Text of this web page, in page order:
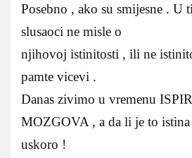
Posebno , ako su smijesne . U
slusaoci ne misle o
njihovoj istinitosti , ili ne
pamte vicevi .
Danas zivimo u vremenu
MOZGOVA , a da li je to istina
uskoro !